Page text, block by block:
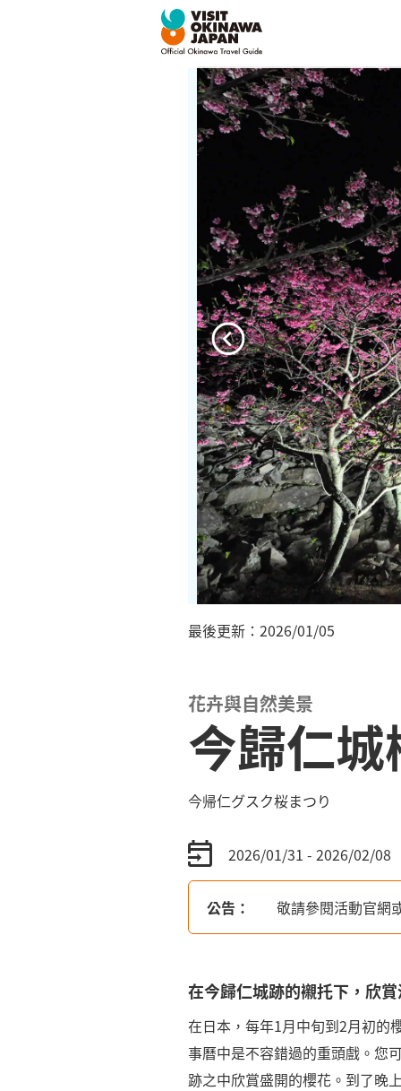
最後更新：2026/01/05
花卉與自然美景
今歸仁城
今帰仁グスク桜まつり
2026/01/31 - 2026/02/08
公告： 敬請參閱活動官網
在今歸仁城跡的襯托下，欣
在日本，每年1月中旬到2月初的
事曆中是不容錯過的重頭戲。您
跡之中欣賞盛開的櫻花。到了晚